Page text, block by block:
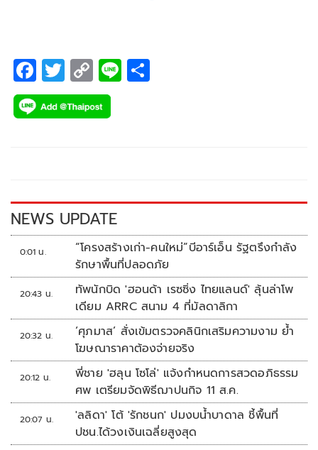
F
ac
e
k
T
wi
tt
C
o
p
k
Li
NEWS UPDATE
0:01 น.
“โครงสร้างเก่า-คนใหม่”บีอาร์เอ็น รัฐตรึงกำลัง
รักษาพื้นที่ปลอดภัย
20:43 น.
ทัพนักบิด 'ฮอนด้า เรซซิ่ง ไทยแลนด์' ลุ้นล่าโพ
เดียม ARRC สนาม 4 ที่มัลดาลิกา
20:32 น.
‘ศุภมาส’ สั่งเข้มตรวจคลินิกเสริมความงาม ย้ำ
โฆษณาราคาต้องจ่ายจริง
20:12 น.
พี่ชาย 'ฮลุน โซโล่' แจ้งกำหนดการสวดอภิธรรม
ศพ เตรียมจัดพิธีฌาปนกิจ 11 ส.ค.
20:07 น.
'ลลิดา' โต้ 'รักชนก' ปมงบน้ำบาดาล ชี้พื้นที่
ปชน.ได้วงเงินเฉลี่ยสูงสุด